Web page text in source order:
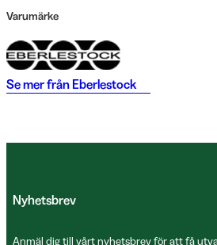
Varumärke
Se mer från Eberlestock
Nyhetsbrev
Anmäl dig till vårt nyhetsbrev för att få